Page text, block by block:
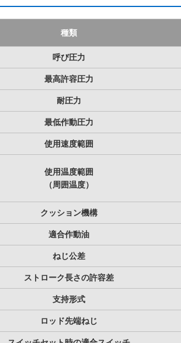
種類
呼び圧力
最高許容圧力
耐圧力
最低作動圧力
使用速度範囲
使用温度範囲
（周囲温度）
クッション機構
適合作動油
ねじ公差
ストローク長さの許容差
支持形式
ロッド先端ねじ